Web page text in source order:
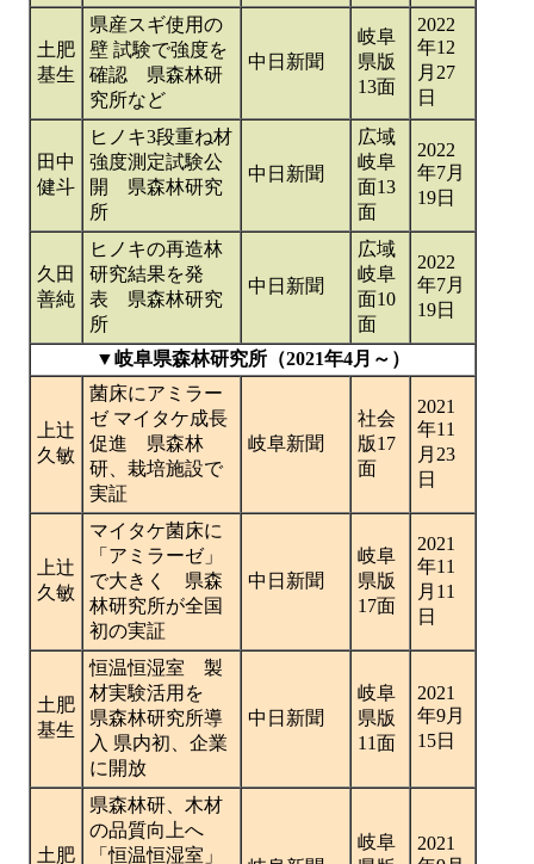
土肥
基生
県産スギ使用の
壁 試験で強度を
確認 県森林研
究所など
中日新聞
岐阜
県版
13面
2022
年12
月27
日
田中
健斗
ヒノキ3段重ね材
強度測定試験公
開 県森林研究
所
中日新聞
広域
岐阜
面13
面
2022
年7月
19日
久田
善純
ヒノキの再造林
研究結果を発
表 県森林研究
所
中日新聞
広域
岐阜
面10
面
2022
年7月
19日
▼岐阜県森林研究所（2021年4月～）
上辻
久敏
菌床にアミラー
ゼ マイタケ成長
促進 県森林
研、栽培施設で
実証
岐阜新聞
社会
版17
面
2021
年11
月23
日
上辻
久敏
マイタケ菌床に
「アミラーゼ」
で大きく 県森
林研究所が全国
初の実証
中日新聞
岐阜
県版
17面
2021
年11
月11
日
土肥
基生
恒温恒湿室 製
材実験活用を
県森林研究所導
入 県内初、企業
に開放
中日新聞
岐阜
県版
11面
2021
年9月
15日
土肥
県森林研、木材
の品質向上へ
「恒温恒湿室」
岐阜
2021